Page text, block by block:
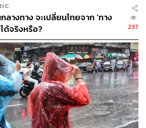
ย่างจริงจัง
สุขภาพแข็งแรงขึ้น
ยโลก (WHO)⁴ ชี้ว่า อายุขัยเฉลี่ย
ปี และเพิ่มขึ้นอย่างต่อเนื่อง แต่สิ่ง
เพิ่มขึ้นนั้น มีเพียงไม่กี่ปีเท่านั้นที่เป็น
งๆ’ ช่วงเวลาที่เหลืออาจต้องเผชิญกับ
พ เช่น โรคเรื้อรังหรือภาวะที่สะสม
างทาง จะเปลี่ยนไทยจาก ‘ทาง
ด้จริงหรือ?
237